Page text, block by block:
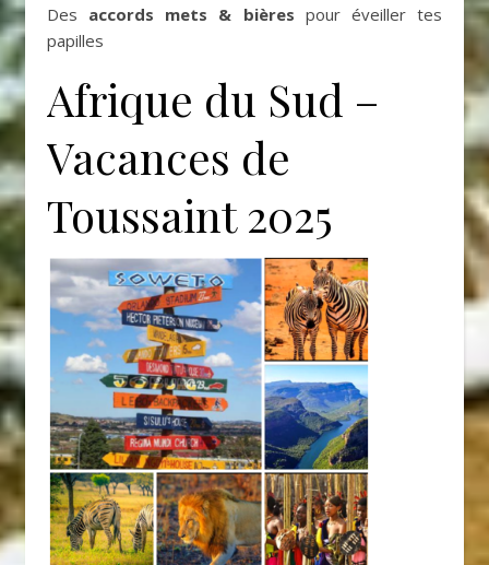
Des accords mets & bières pour éveiller tes
papilles
Afrique du Sud –
Vacances de
Toussaint 2025